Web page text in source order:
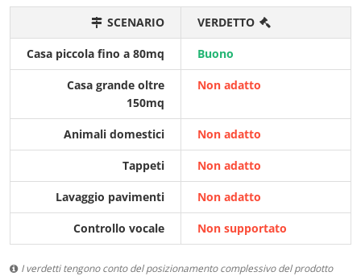
SCENARIO VERDETTO
Casa piccola fino a 80mq Buono
Casa grande oltre
150mq
Non adatto
Animali domestici Non adatto
Tappeti Non adatto
Lavaggio pavimenti Non adatto
Controllo vocale Non supportato
I verdetti tengono conto del posizionamento complessivo del prodotto